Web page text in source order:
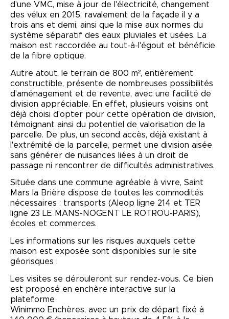
d'une VMC, mise à jour de l'électricité, changement
des vélux en 2015, ravalement de la façade il y a
trois ans et demi, ainsi que la mise aux normes du
système séparatif des eaux pluviales et usées. La
maison est raccordée au tout-à-l'égout et bénéficie
de la fibre optique.
Autre atout, le terrain de 800 m², entièrement
constructible, présente de nombreuses possibilités
d'aménagement et de revente, avec une facilité de
division appréciable. En effet, plusieurs voisins ont
déjà choisi d'opter pour cette opération de division,
témoignant ainsi du potentiel de valorisation de la
parcelle. De plus, un second accès, déjà existant à
l'extrémité de la parcelle, permet une division aisée
sans générer de nuisances liées à un droit de
passage ni rencontrer de difficultés administratives.
Située dans une commune agréable à vivre, Saint
Mars la Brière dispose de toutes les commodités
nécessaires : transports (Aleop ligne 214 et TER
ligne 23 LE MANS-NOGENT LE ROTROU-PARIS),
écoles et commerces.
Les informations sur les risques auxquels cette
maison est exposée sont disponibles sur le site
géorisques :
Les visites se dérouleront sur rendez-vous. Ce bien
est proposé en enchère interactive sur la
plateforme
Winimmo Enchères, avec un prix de départ fixé à